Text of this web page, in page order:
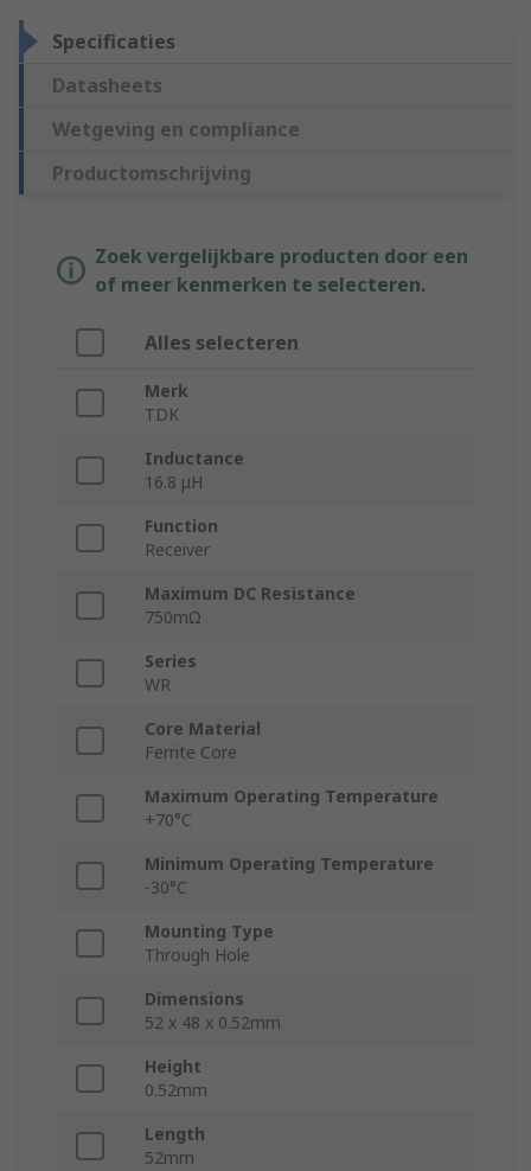
Specificaties
Datasheets
Wetgeving en compliance
Productomschrijving
Zoek vergelijkbare producten door een
of meer kenmerken te selecteren.
Alles selecteren
Merk
TDK
Inductance
16.8 μH
Function
Receiver
Maximum DC Resistance
750mΩ
Series
WR
Core Material
Ferrite Core
Maximum Operating Temperature
+70°C
Minimum Operating Temperature
-30°C
Mounting Type
Through Hole
Dimensions
52 x 48 x 0.52mm
Height
0.52mm
Length
52mm